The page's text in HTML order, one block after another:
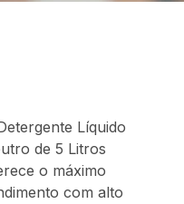
Líquido
de 5 Litros
o máximo
com alto